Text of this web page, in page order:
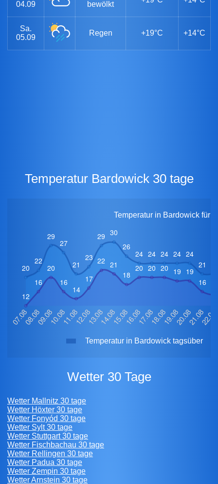
04.09
bewölkt
Sa.
05.09
Regen +19°C +14°C
Temperatur Bardowick 30 tage
Temperatur in Bardowick für
Temperatur in Bardowick tagsüber
Wetter 30 Tage
Wetter Mallnitz 30 tage
Wetter Höxter 30 tage
Wetter Fonyód 30 tage
Wetter Sylt 30 tage
Wetter Stuttgart 30 tage
Wetter Fischbachau 30 tage
Wetter Rellingen 30 tage
Wetter Padua 30 tage
Wetter Zempin 30 tage
Wetter Arnstein 30 tage